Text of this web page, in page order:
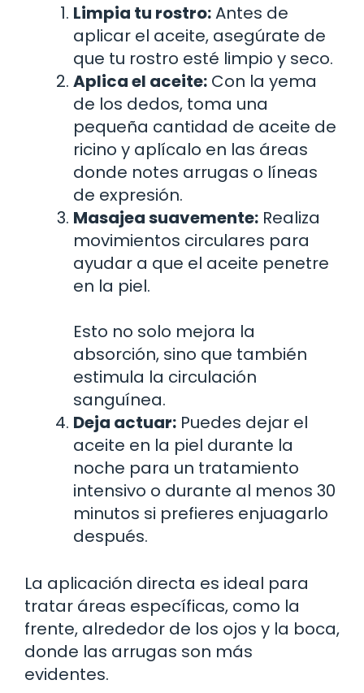
Limpia tu rostro:Antes de
aplicar el aceite, asegúrate de
que tu rostro esté limpio y seco.
Aplica el aceite: Con la yema
de los dedos, toma una
pequeña cantidad de aceite de
ricino y aplícalo en las áreas
donde notes arrugas o líneas
de expresión.
Masajea suavemente: Realiza
movimientos circulares para
ayudar a que el aceite penetre
en la piel.
Esto no solo mejora la
absorción, sino que también
estimula la circulación
sanguínea.
Deja actuar: Puedes dejar el
aceite en la piel durante la
noche para un tratamiento
intensivo o durante al menos 30
minutos si prefieres enjuagarlo
después.
La aplicación directa es ideal para
tratar áreas específicas, como la
frente, alrededor de los ojos y la boca,
donde las arrugas son más
evidentes.